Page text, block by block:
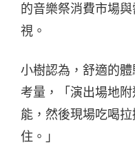
的音樂祭消費市場
視。
小樹認為，舒適的
考量，「演出場地
能，然後現場吃喝
住。」